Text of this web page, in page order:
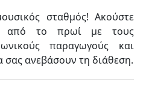
σταθμός! Ακούστε
από το πρωί με τους
παραγωγούς και
σας ανεβάσουν τη διάθεση.